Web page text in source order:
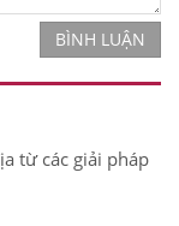
BÌNH LUẬN
từ các giải pháp